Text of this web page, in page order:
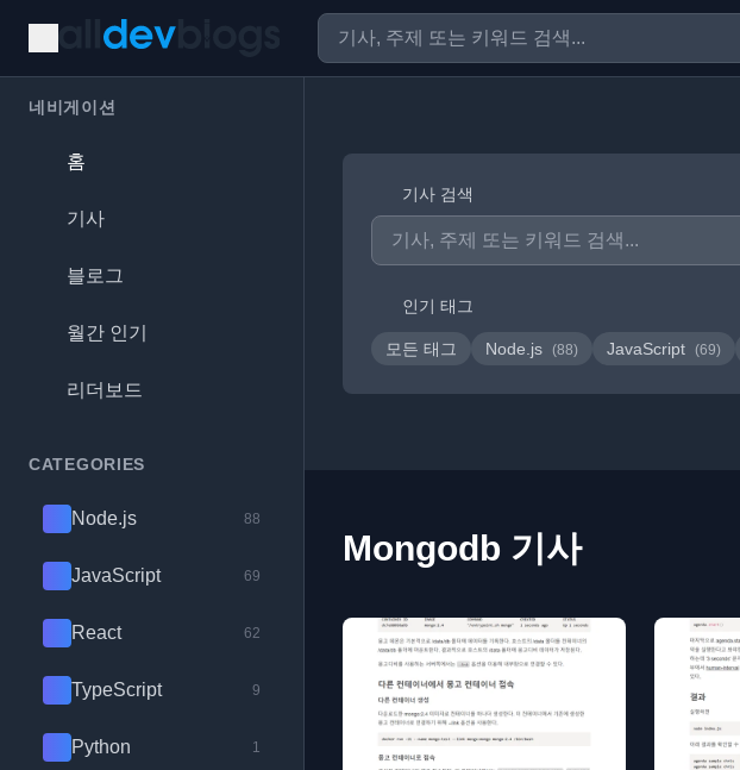
네비게이션
홈
기사
블로그
월간 인기
리더보드
CATEGORIES
Node.js 88
JavaScript 69
React 62
TypeScript 9
Python 1
기사 검색
인기 태그
모든 태그 Node.js (88) JavaScript (69)
Mongodb 기사